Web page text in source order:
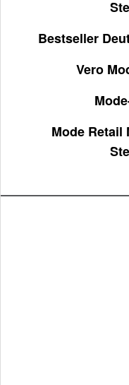
Bestseller
Vero
Mode Retail